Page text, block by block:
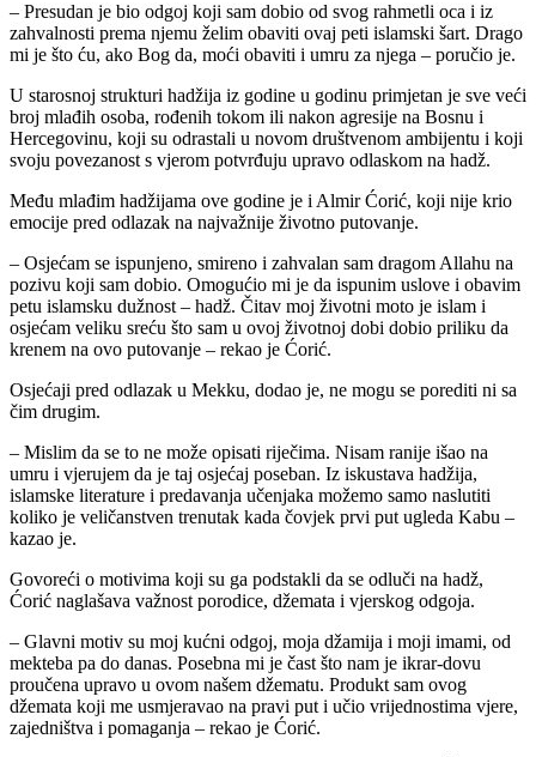
– Presudan je bio odgoj koji sam dobio od svog rahmetli oca i iz
zahvalnosti prema njemu želim obaviti ovaj peti islamski šart. Drago
mi je što ću, ako Bog da, moći obaviti i umru za njega – poručio je.
U starosnoj strukturi hadžija iz godine u godinu primjetan je sve veći
broj mlađih osoba, rođenih tokom ili nakon agresije na Bosnu i
Hercegovinu, koji su odrastali u novom društvenom ambijentu i koji
svoju povezanost s vjerom potvrđuju upravo odlaskom na hadž.
Među mlađim hadžijama ove godine je i Almir Ćorić, koji nije krio
emocije pred odlazak na najvažnije životno putovanje.
– Osjećam se ispunjeno, smireno i zahvalan sam dragom Allahu na
pozivu koji sam dobio. Omogućio mi je da ispunim uslove i obavim
petu islamsku dužnost – hadž. Čitav moj životni moto je islam i
osjećam veliku sreću što sam u ovoj životnoj dobi dobio priliku da
krenem na ovo putovanje – rekao je Ćorić.
Osjećaji pred odlazak u Mekku, dodao je, ne mogu se porediti ni sa
čim drugim.
– Mislim da se to ne može opisati riječima. Nisam ranije išao na
umru i vjerujem da je taj osjećaj poseban. Iz iskustava hadžija,
islamske literature i predavanja učenjaka možemo samo naslutiti
koliko je veličanstven trenutak kada čovjek prvi put ugleda Kabu –
kazao je.
Govoreći o motivima koji su ga podstakli da se odluči na hadž,
Ćorić naglašava važnost porodice, džemata i vjerskog odgoja.
– Glavni motiv su moj kućni odgoj, moja džamija i moji imami, od
mekteba pa do danas. Posebna mi je čast što nam je ikrar-dovu
proučena upravo u ovom našem džematu. Produkt sam ovog
džemata koji me usmjeravao na pravi put i učio vrijednostima vjere,
zajedništva i pomaganja – rekao je Ćorić.